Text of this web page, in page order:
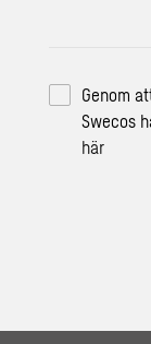
Genom
Swecos
här